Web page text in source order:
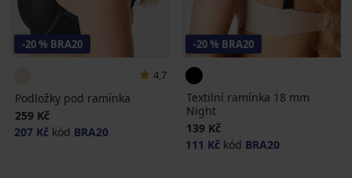
-20 % BRA20
4,7
Podložky pod ramínka
259 Kč
207 Kč kód BRA20
-20 % BRA20
Textilní ramínka 18 mm
Night
139 Kč
111 Kč kód BRA20